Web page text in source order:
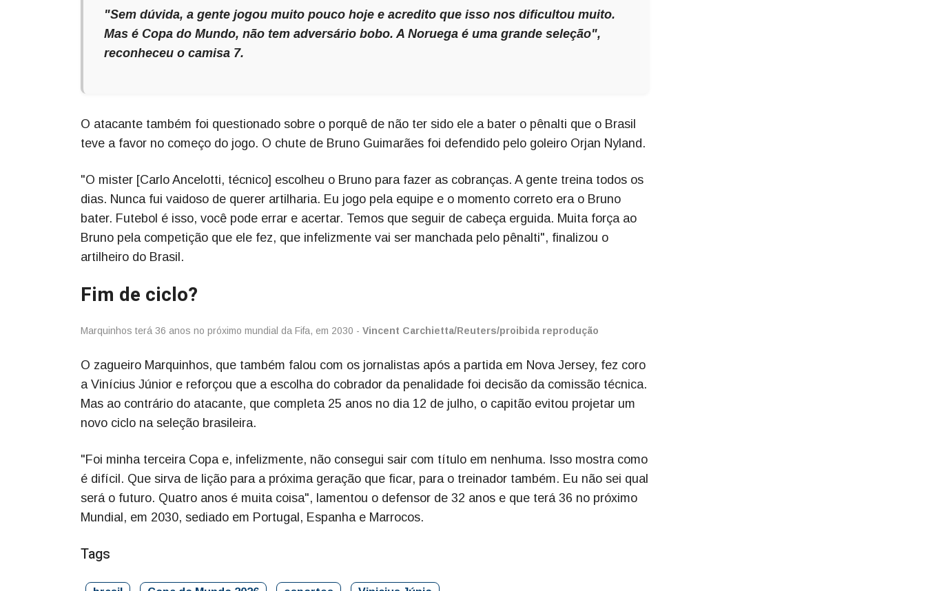
"Sem dúvida, a gente jogou muito pouco hoje e acredito que isso nos dificultou muito.
Mas é Copa do Mundo, não tem adversário bobo. A Noruega é uma grande seleção",
reconheceu o camisa 7.
O atacante também foi questionado sobre o porquê de não ter sido ele a bater o pênalti que o Brasil
teve a favor no começo do jogo. O chute de Bruno Guimarães foi defendido pelo goleiro Orjan Nyland.
"O mister [Carlo Ancelotti, técnico] escolheu o Bruno para fazer as cobranças. A gente treina todos os
dias. Nunca fui vaidoso de querer artilharia. Eu jogo pela equipe e o momento correto era o Bruno
bater. Futebol é isso, você pode errar e acertar. Temos que seguir de cabeça erguida. Muita força ao
Bruno pela competição que ele fez, que infelizmente vai ser manchada pelo pênalti", finalizou o
artilheiro do Brasil.
Fim de ciclo?
Marquinhos terá 36 anos no próximo mundial da Fifa, em 2030 - Vincent Carchietta/Reuters/proibida reprodução
O zagueiro Marquinhos, que também falou com os jornalistas após a partida em Nova Jersey, fez coro
a Vinícius Júnior e reforçou que a escolha do cobrador da penalidade foi decisão da comissão técnica.
Mas ao contrário do atacante, que completa 25 anos no dia 12 de julho, o capitão evitou projetar um
novo ciclo na seleção brasileira.
"Foi minha terceira Copa e, infelizmente, não consegui sair com título em nenhuma. Isso mostra como
é difícil. Que sirva de lição para a próxima geração que ficar, para o treinador também. Eu não sei qual
será o futuro. Quatro anos é muita coisa", lamentou o defensor de 32 anos e que terá 36 no próximo
Mundial, em 2030, sediado em Portugal, Espanha e Marrocos.
Tags